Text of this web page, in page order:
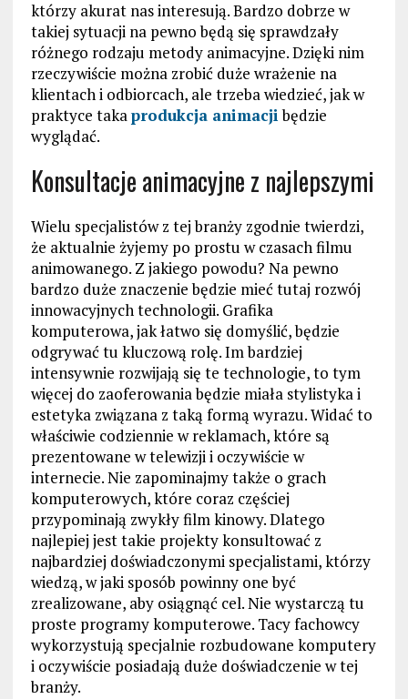
którzy akurat nas interesują. Bardzo dobrze w
takiej sytuacji na pewno będą się sprawdzały
różnego rodzaju metody animacyjne. Dzięki nim
rzeczywiście można zrobić duże wrażenie na
klientach i odbiorcach, ale trzeba wiedzieć, jak w
praktyce takaprodukcja animacjibędzie
wyglądać.
Konsultacje animacyjne z najlepszymi
Wielu specjalistów z tej branży zgodnie twierdzi,
że aktualnie żyjemy po prostu w czasach filmu
animowanego. Z jakiego powodu? Na pewno
bardzo duże znaczenie będzie mieć tutaj rozwój
innowacyjnych technologii. Grafika
komputerowa, jak łatwo się domyślić, będzie
odgrywać tu kluczową rolę. Im bardziej
intensywnie rozwijają się te technologie, to tym
więcej do zaoferowania będzie miała stylistyka i
estetyka związana z taką formą wyrazu. Widać to
właściwie codziennie w reklamach, które są
prezentowane w telewizji i oczywiście w
internecie. Nie zapominajmy także o grach
komputerowych, które coraz częściej
przypominają zwykły film kinowy. Dlatego
najlepiej jest takie projekty konsultować z
najbardziej doświadczonymi specjalistami, którzy
wiedzą, w jaki sposób powinny one być
zrealizowane, aby osiągnąć cel. Nie wystarczą tu
proste programy komputerowe. Tacy fachowcy
wykorzystują specjalnie rozbudowane komputery
i oczywiście posiadają duże doświadczenie w tej
branży.